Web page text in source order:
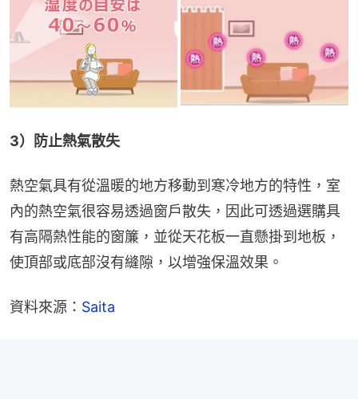
3）防止熱氣散失
熱空氣具有從溫暖的地方移動到寒冷地方的特性，室
內的熱空氣很容易透過窗戶散失，因此可透過選購具
有高隔熱性能的窗簾，並從天花板一直懸掛到地板，
使頂部或底部沒有縫隙，以增強保溫效果。
資料來源： Saita